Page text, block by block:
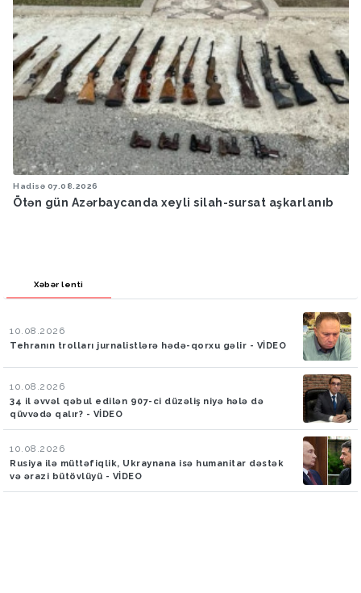
Hadisə 07.08.2026
Ötən gün Azərbaycanda xeyli silah-sursat aşkarlanıb
Xəbər lenti
10.08.2026
Tehranın trolları jurnalistlərə hədə-qorxu gəlir - VİDEO
10.08.2026
34 il əvvəl qəbul edilən 907-ci düzəliş niyə hələ də
qüvvədə qalır? - VİDEO
10.08.2026
Rusiya ilə müttəfiqlik, Ukraynana isə humanitar dəstək
və ərazi bütövlüyü - VİDEO